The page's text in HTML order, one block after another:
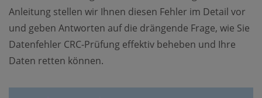
Anleitung stellen wir Ihnen diesen Fehler im Detail vor
und geben Antworten auf die drängende Frage, wie Sie
Datenfehler CRC-Prüfung effektiv beheben und Ihre
Daten retten können.